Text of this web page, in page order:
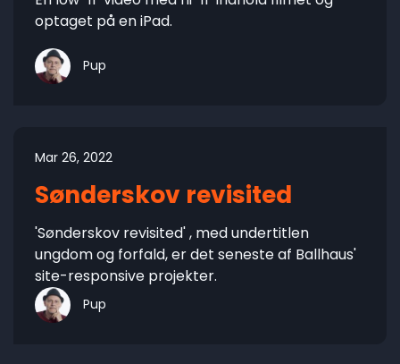
optaget på en iPad.
Pup
Mar 26, 2022
Sønderskov revisited
'Sønderskov revisited' , med undertitlen
ungdom og forfald, er det seneste af Ballhaus'
site-responsive projekter.
Pup